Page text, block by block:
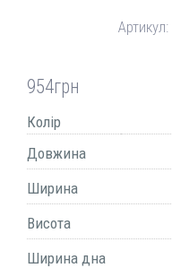
Артикул:
954грн
Колір
Довжина
Ширина
Висота
Ширина дна